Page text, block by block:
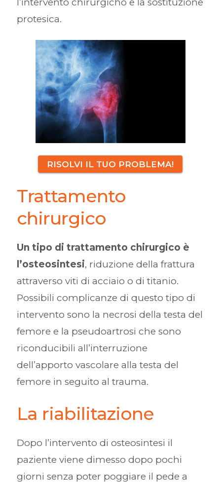
protesica.
RISOLVI IL TUO PROBLEMA!
Trattamento
chirurgico
Un tipo di trattamento chirurgico è
l’osteosintesi, riduzione della frattura
attraverso viti di acciaio o di titanio.
Possibili complicanze di questo tipo di
intervento sono la necrosi della testa del
femore e la pseudoartrosi che sono
riconducibili all’interruzione
dell’apporto vascolare alla testa del
femore in seguito al trauma.
La riabilitazione
Dopo l’intervento di osteosintesi il
paziente viene dimesso dopo pochi
giorni senza poter poggiare il pede a